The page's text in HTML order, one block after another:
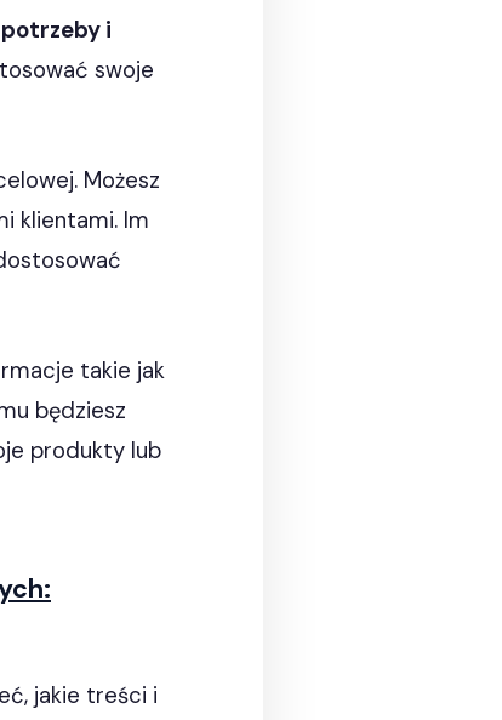
i
swoje
Możesz
klientami. Im
takie jak
będziesz
produkty lub
jakie treści i